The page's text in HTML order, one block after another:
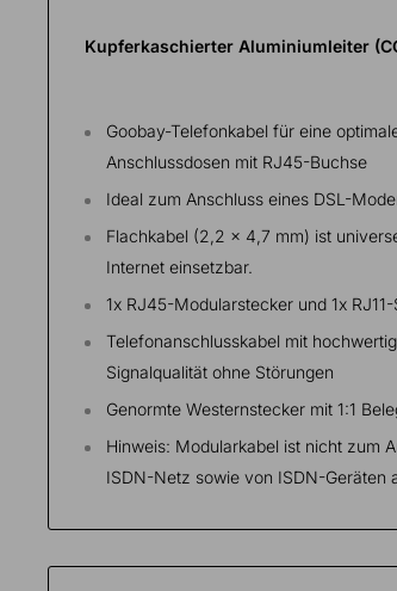
Kupferkaschierter Aluminiumleiter
Goobay-Telefonkabel für eine
Anschlussdosen mit RJ45-Buchse
Ideal zum Anschluss eines DSL-
Flachkabel (2,2 x 4,7 mm) ist
Internet einsetzbar.
1x RJ45-Modularstecker und 1x
Telefonanschlusskabel mit
Signalqualität ohne Störungen
Genormte Westernstecker mit 1:1
Hinweis: Modularkabel ist nicht zum
ISDN-Netz sowie von ISDN-Geräten